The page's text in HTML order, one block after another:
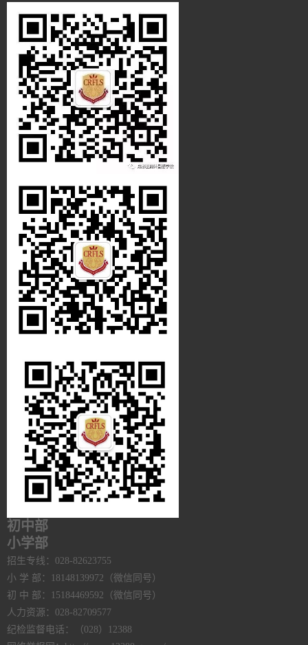
初中部
小学部
招生专线：028-82623755
小 学 部：18148139972（微信同号）
初 中 部：15184469592（微信同号）
人力资源：028-82709577
纪检监督电话：（028）12388